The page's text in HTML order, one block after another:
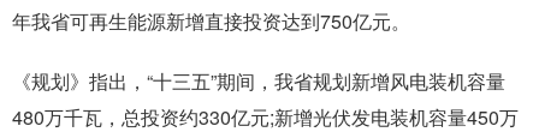
年我省可再生能源新增直接投资达到750亿元。
《规划》指出，“十三五”期间，我省规划新增风电装机容量
480万千瓦，总投资约330亿元;新增光伏发电装机容量450万